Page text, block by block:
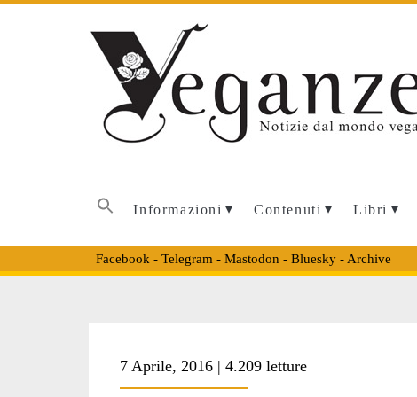
Informazioni Contenuti Libri
Facebook - Telegram - Mastodon - Bluesky- Archive
7 Aprile, 2016 | 4.209 letture